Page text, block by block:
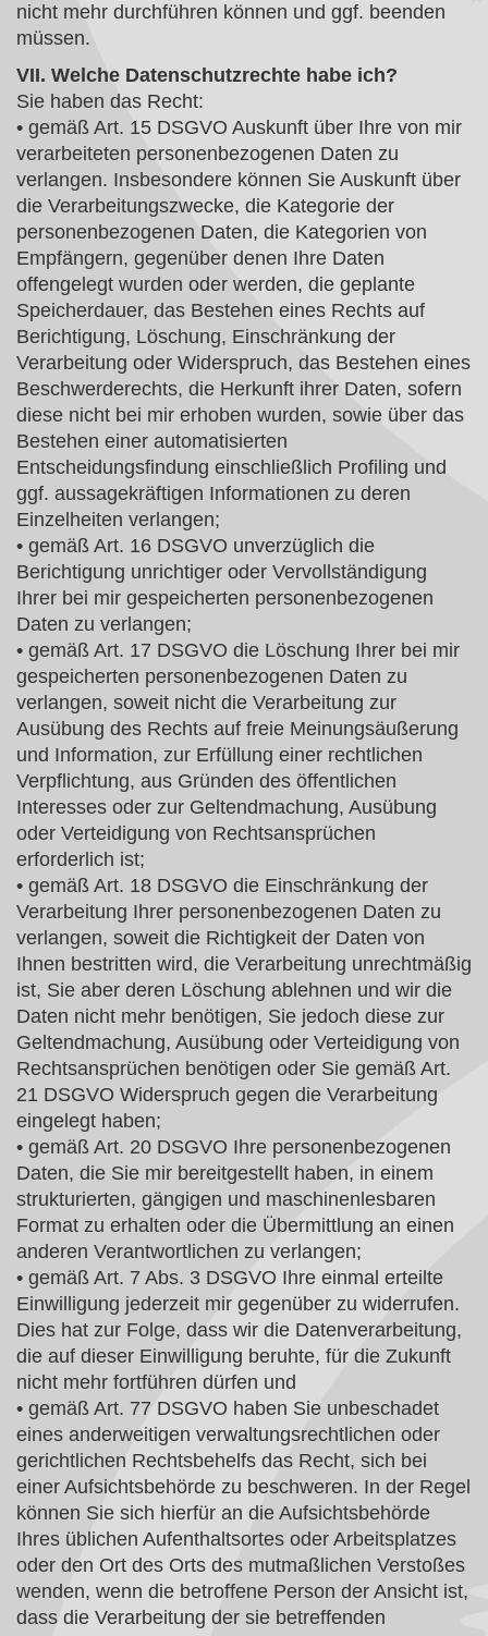
nicht mehr durchführen können und ggf. beenden
müssen.
VII. Welche Datenschutzrechte habe ich?
Sie haben das Recht:
• gemäß Art. 15 DSGVO Auskunft über Ihre von mir
verarbeiteten personenbezogenen Daten zu
verlangen. Insbesondere können Sie Auskunft über
die Verarbeitungszwecke, die Kategorie der
personenbezogenen Daten, die Kategorien von
Empfängern, gegenüber denen Ihre Daten
offengelegt wurden oder werden, die geplante
Speicherdauer, das Bestehen eines Rechts auf
Berichtigung, Löschung, Einschränkung der
Verarbeitung oder Widerspruch, das Bestehen eines
Beschwerderechts, die Herkunft ihrer Daten, sofern
diese nicht bei mir erhoben wurden, sowie über das
Bestehen einer automatisierten
Entscheidungsfindung einschließlich Profiling und
ggf. aussagekräftigen Informationen zu deren
Einzelheiten verlangen;
• gemäß Art. 16 DSGVO unverzüglich die
Berichtigung unrichtiger oder Vervollständigung
Ihrer bei mir gespeicherten personenbezogenen
Daten zu verlangen;
• gemäß Art. 17 DSGVO die Löschung Ihrer bei mir
gespeicherten personenbezogenen Daten zu
verlangen, soweit nicht die Verarbeitung zur
Ausübung des Rechts auf freie Meinungsäußerung
und Information, zur Erfüllung einer rechtlichen
Verpflichtung, aus Gründen des öffentlichen
Interesses oder zur Geltendmachung, Ausübung
oder Verteidigung von Rechtsansprüchen
erforderlich ist;
• gemäß Art. 18 DSGVO die Einschränkung der
Verarbeitung Ihrer personenbezogenen Daten zu
verlangen, soweit die Richtigkeit der Daten von
Ihnen bestritten wird, die Verarbeitung unrechtmäßig
ist, Sie aber deren Löschung ablehnen und wir die
Daten nicht mehr benötigen, Sie jedoch diese zur
Geltendmachung, Ausübung oder Verteidigung von
Rechtsansprüchen benötigen oder Sie gemäß Art.
21 DSGVO Widerspruch gegen die Verarbeitung
eingelegt haben;
• gemäß Art. 20 DSGVO Ihre personenbezogenen
Daten, die Sie mir bereitgestellt haben, in einem
strukturierten, gängigen und maschinenlesbaren
Format zu erhalten oder die Übermittlung an einen
anderen Verantwortlichen zu verlangen;
• gemäß Art. 7 Abs. 3 DSGVO Ihre einmal erteilte
Einwilligung jederzeit mir gegenüber zu widerrufen.
Dies hat zur Folge, dass wir die Datenverarbeitung,
die auf dieser Einwilligung beruhte, für die Zukunft
nicht mehr fortführen dürfen und
• gemäß Art. 77 DSGVO haben Sie unbeschadet
eines anderweitigen verwaltungsrechtlichen oder
gerichtlichen Rechtsbehelfs das Recht, sich bei
einer Aufsichtsbehörde zu beschweren. In der Regel
können Sie sich hierfür an die Aufsichtsbehörde
Ihres üblichen Aufenthaltsortes oder Arbeitsplatzes
oder den Ort des Orts des mutmaßlichen Verstoßes
wenden, wenn die betroffene Person der Ansicht ist,
dass die Verarbeitung der sie betreffenden